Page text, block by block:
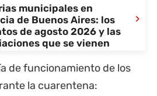
municipales en
de Buenos Aires: los
de agosto 2026 y las
que se vienen
›
de funcionamiento de los
la cuarentena: